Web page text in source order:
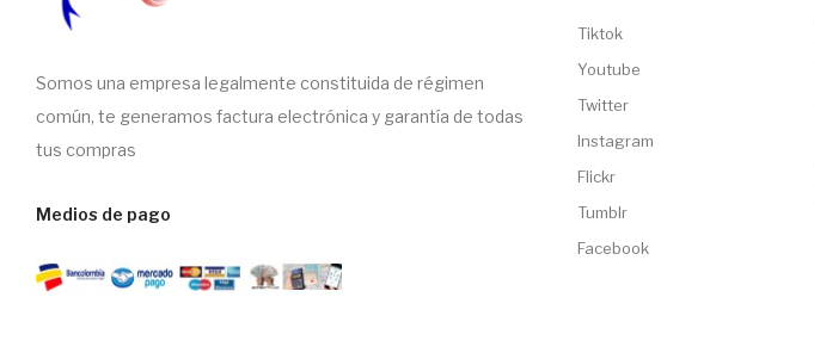
Somos una empresa legalmente constituida de régimen
común, te generamos factura electrónica y garantía de todas
tus compras
Medios de pago
Tiktok
Youtube
Twitter
Instagram
Flickr
Tumblr
Facebook